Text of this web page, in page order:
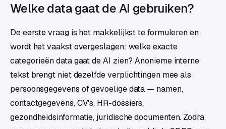
Welke data gaat de AI gebruiken?
De eerste vraag is het makkelijkst te formuleren en
wordt het vaakst overgeslagen: welke exacte
categorieën data gaat de AI zien? Anonieme interne
tekst brengt niet dezelfde verplichtingen mee als
persoonsgegevens of gevoelige data — namen,
contactgegevens, CV's, HR-dossiers,
gezondheidsinformatie, juridische documenten. Zodra